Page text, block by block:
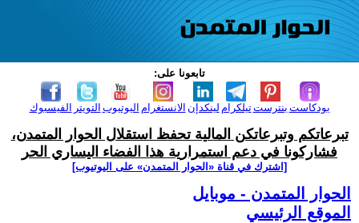
تابعونا على:
الفيسبوك التويتر اليوتيوب الانستغرام لينكدإن تيلكرامبنترست بودكاست
تبرعاتكم وتبرعاتكن المالية تحفظ استقلال الحوار المتمدن،
فشاركونا في دعم استمرارية هذا الفضاء اليساري الحر
[اشترك في قناة ‫«الحوار المتمدن» على اليوتيوب]
الحوار المتمدن - موبايل
الموقع الرئيسي